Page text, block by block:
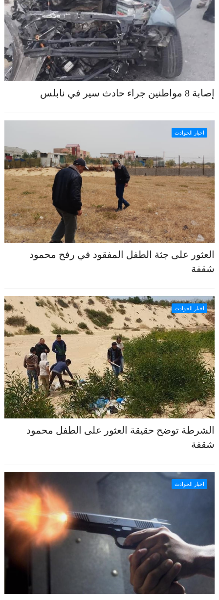
إصابة 8 مواطنين جراء حادث سير في نابلس
اخبار الحوادث
العثور على جثة الطفل المفقود في رفح محمود
شقفة
اخبار الحوادث
الشرطة توضح حقيقة العثور على الطفل محمود
شقفة
اخبار الحوادث